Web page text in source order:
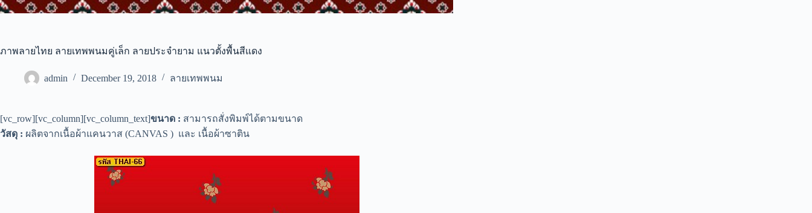
ภาพลายไทย ลายเทพพนมคู่เล็ก ลายประจำยาม แนวตั้งพื้นสีแดง
admin December 19, 2018 ลายเทพพนม
[vc_row][vc_column][vc_column_text]ขนาด : สามารถสั่งพิมพ์ได้ตามขนาด
วัสดุ : ผลิตจากเนื้อผ้าแคนวาส (CANVAS ) และ เนื้อผ้าซาติน